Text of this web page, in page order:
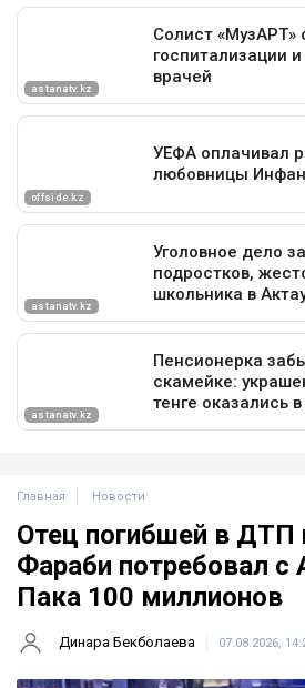
Главная Новости
Отец погибшей в ДТП
Фараби потребовал с
Пака 100 миллионов
Динара Бекболаева 07.08.2026,